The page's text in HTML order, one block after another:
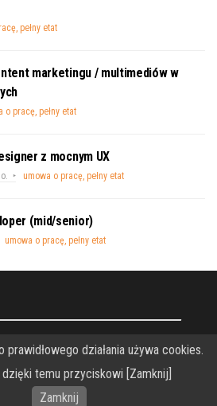
pełny etat
marketingu / multimediów w
o pracę, pełny etat
z mocnym UX
umowa o pracę, pełny etat
(mid/senior)
umowa o pracę, pełny etat
specjaliści stron www WordPress
działania używa cookies.
temu przyciskowi [Zamknij]
Zamknij